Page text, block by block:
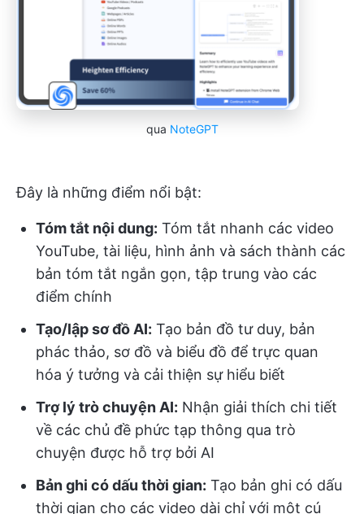
qua NoteGPT
Đây là những điểm nổi bật:
Tóm tắt nội dung: Tóm tắt nhanh các video
YouTube, tài liệu, hình ảnh và sách thành các
bản tóm tắt ngắn gọn, tập trung vào các
điểm chính
Tạo/lập sơ đồ AI: Tạo bản đồ tư duy, bản
phác thảo, sơ đồ và biểu đồ để trực quan
hóa ý tưởng và cải thiện sự hiểu biết
Trợ lý trò chuyện AI: Nhận giải thích chi tiết
về các chủ đề phức tạp thông qua trò
chuyện được hỗ trợ bởi AI
Bản ghi có dấu thời gian: Tạo bản ghi có dấu
thời gian cho các video dài chỉ với một cú